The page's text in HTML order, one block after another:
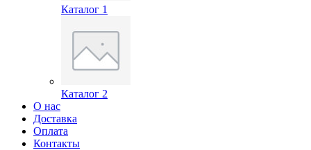
Каталог 1
Каталог 2
О нас
Доставка
Оплата
Контакты